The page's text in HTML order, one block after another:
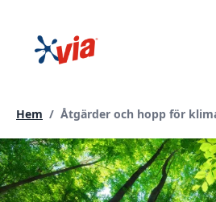
innehållet
Hem / Current page:
Åtgärder och hopp för